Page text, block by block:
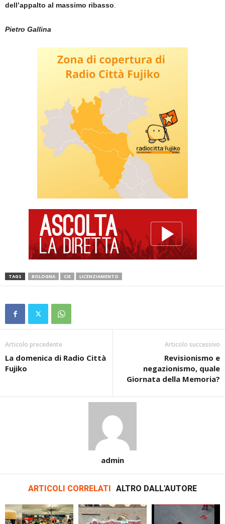
dell’appalto al massimo ribasso
Pietro Gallina
TAGS BOLOGNA CIE LICENZIAMENTO
Articolo precedente
La domenica di Radio Città
Fujiko
Articolo successivo
Revisionismo e
negazionismo, quale
Giornata della Memoria?
admin
ARTICOLI CORRELATI ALTRO DALL'AUTORE